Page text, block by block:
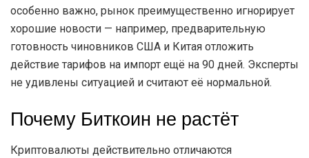
особенно важно, рынок преимущественно игнорирует
хорошие новости — например, предварительную
готовность чиновников США и Китая отложить
действие тарифов на импорт ещё на 90 дней. Эксперты
не удивлены ситуацией и считают её нормальной.
Почему Биткоин не растёт
Криптовалюты действительно отличаются